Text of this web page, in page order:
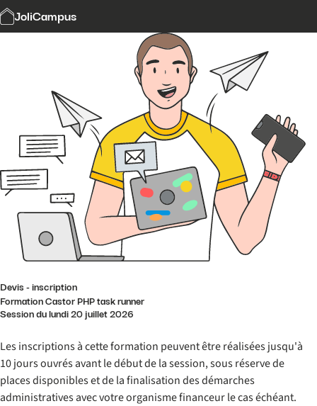
JoliCampus
Modalités et délais d'accès
Formation Castor PHP task runner
Devis - inscription
Session du lundi 20 juillet 2026
Les inscriptions à cette formation peuvent être réalisées jusqu'à
10 jours ouvrés avant le début de la session, sous réserve de
places disponibles et de la finalisation des démarches
administratives avec votre organisme financeur le cas échéant.